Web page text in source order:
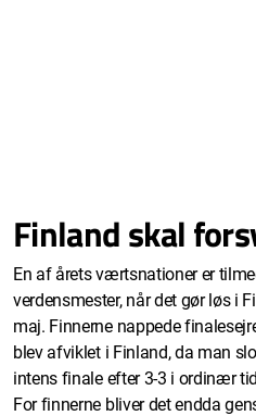
Finland skal
En af årets værtsnationer er
verdensmester, når det gør løs i
maj. Finnerne nappede
blev afviklet i Finland, da man
intens finale efter 3-3 i ordinær
For finnerne bliver det endda